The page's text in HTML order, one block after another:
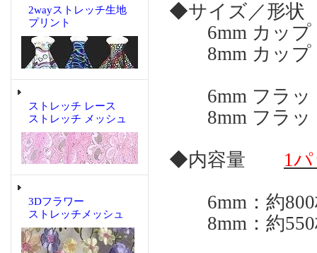
2wayストレッチ生地
プリント
ストレッチ レース
ストレッチ メッシュ
3Dフラワー
ストレッチメッシュ
◆サイズ／形状
6mm カップ
8mm カップ
6mm フラッ
8mm フラッ
◆内容量 1
6mm：約800
8mm：約550